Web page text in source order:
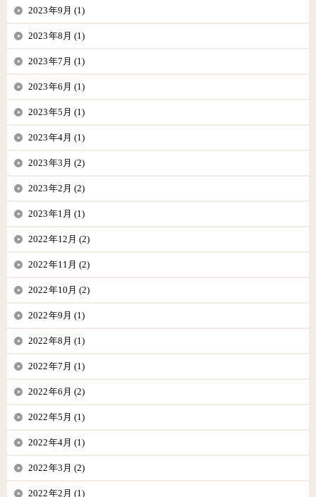
2023年9月 (1)
2023年8月 (1)
2023年7月 (1)
2023年6月 (1)
2023年5月 (1)
2023年4月 (1)
2023年3月 (2)
2023年2月 (2)
2023年1月 (1)
2022年12月 (2)
2022年11月 (2)
2022年10月 (2)
2022年9月 (1)
2022年8月 (1)
2022年7月 (1)
2022年6月 (2)
2022年5月 (1)
2022年4月 (1)
2022年3月 (2)
2022年2月 (1)